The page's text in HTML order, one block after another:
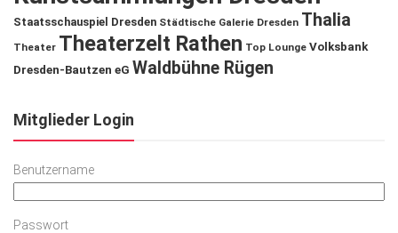
Staatsschauspiel Dresden Städtische Galerie Dresden Thalia
Theater Theaterzelt Rathen Top Lounge Volksbank
Dresden-Bautzen eG Waldbühne Rügen
Mitglieder Login
Benutzername
Passwort